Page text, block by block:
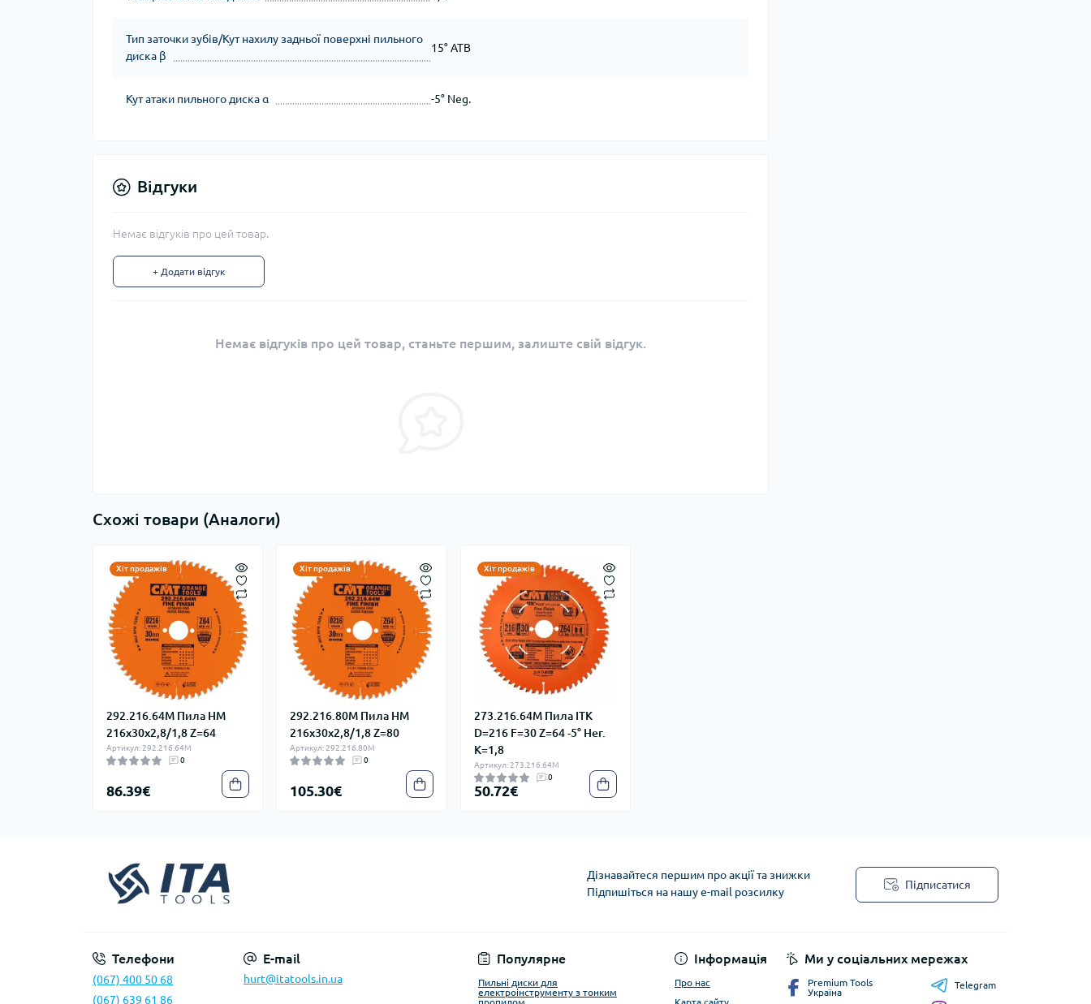
Тип заточки зубів/Кут нахилу задньої поверхні пильного
диска β
15° ATB
Кут атаки пильного диска α -5° Neg.
Відгуки
Немає відгуків про цей товар.
+ Додати відгук
Немає відгуків про цей товар, станьте першим, залиште свій відгук.
Схожі товари (Аналоги)
Хіт продажів
292.216.64M Пила HM
216x30x2,8/1,8 Z=64
Артикул: 292.216.64M
0
86.39€
Хіт продажів
292.216.80M Пила HM
216x30x2,8/1,8 Z=80
Артикул: 292.216.80M
0
105.30€
Хіт продажів
273.216.64M Пила ITK
D=216 F=30 Z=64 -5° Нег.
K=1,8
Артикул: 273.216.64M
0
50.72€
Дізнавайтеся першим про акції та знижки
Підпишіться на нашу e-mail розсилку
Підписатися
Телефони
(067) 400 50 68
(067) 639 61 86
E-mail
hurt@itatools.in.ua
Популярне
Пильні диски для
електроінструменту з тонким
Інформація
Про нас
Ми у соціальних мережах
Premium Tools
Україна
Telegram